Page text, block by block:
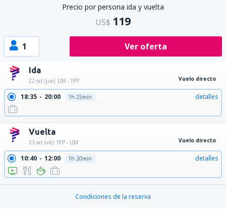
Precio por persona ida y vuelta
US$ 119
1 Ver oferta
Ida
22 oct (jue) LIM - TPP Vuelo directo
18:35 20:00 1h 25min detalles
Vuelta
23 oct (vie) TPP - LIM Vuelo directo
10:40 12:00 1h 20min detalles
Condiciones de la reserva